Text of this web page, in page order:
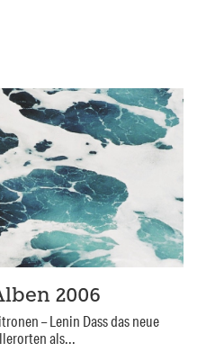
2006
– Lenin Dass das neue
als...